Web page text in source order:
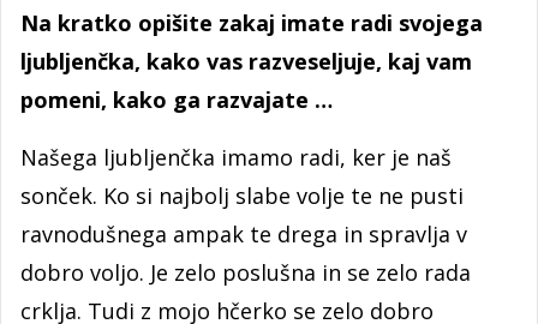
Na kratko opišite zakaj imate radi svojega
ljubljenčka, kako vas razveseljuje, kaj vam
pomeni, kako ga razvajate …
Našega ljubljenčka imamo radi, ker je naš
sonček. Ko si najbolj slabe volje te ne pusti
ravnodušnega ampak te drega in spravlja v
dobro voljo. Je zelo poslušna in se zelo rada
crklja. Tudi z mojo hčerko se zelo dobro